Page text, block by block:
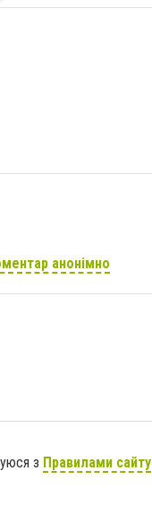
анонімно
з Правилами сайту